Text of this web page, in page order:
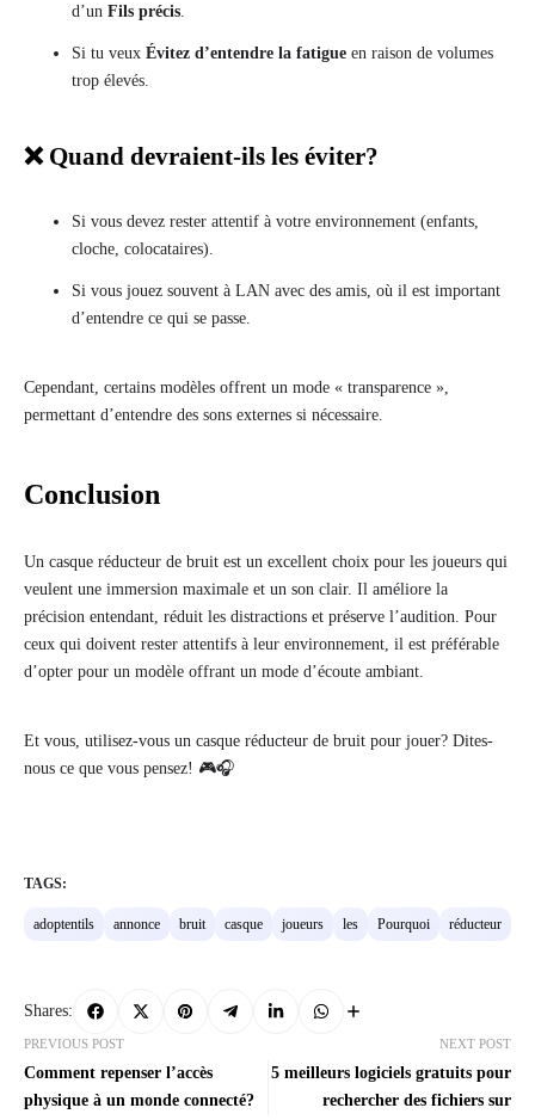
d’un Fils précis
Si tu veux Évitez d’entendre la fatigue en raison de volumes
trop élevés.
❌ Quand devraient-ils les éviter?
Si vous devez rester attentif à votre environnement (enfants,
cloche, colocataires).
Si vous jouez souvent à LAN avec des amis, où il est important
d’entendre ce qui se passe.
Cependant, certains modèles offrent un mode « transparence »,
permettant d’entendre des sons externes si nécessaire.
Conclusion
Un casque réducteur de bruit est un excellent choix pour les joueurs qui
veulent une immersion maximale et un son clair. Il améliore la
précision entendant, réduit les distractions et préserve l’audition. Pour
ceux qui doivent rester attentifs à leur environnement, il est préférable
d’opter pour un modèle offrant un mode d’écoute ambiant.
Et vous, utilisez-vous un casque réducteur de bruit pour jouer? Dites-
nous ce que vous pensez! 🎮🎧
TAGS:
adoptentils annonce bruit casque joueurs les Pourquoi réducteur
Shares:
PREVIOUS POST
Comment repenser l’accès
physique à un monde connecté?
NEXT POST
5 meilleurs logiciels gratuits pour
rechercher des fichiers sur